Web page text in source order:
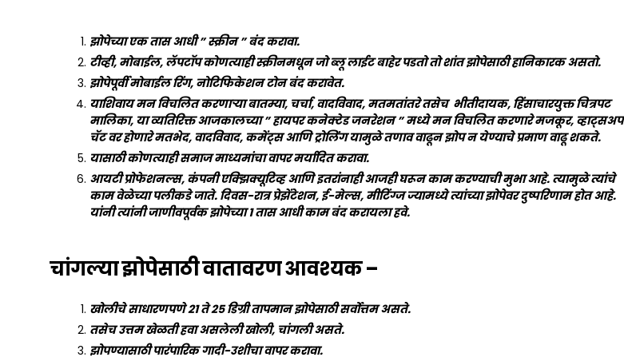
झोपेच्या एक तास आधी ” स्क्रीन ” बंद करावा.
टीव्ही, मोबाईल, लॅपटॉप कोणत्याही स्क्रीनमधून जो ब्लू लाईट बाहेर पडतो तो शांत झोपेसाठी हानिकारक असतो.
झोपेपूर्वी मोबाईल रिंग, नोटिफिकेशन टोन बंद करावेत.
याशिवाय मन विचलित करणाऱ्या बातम्या, चर्चा, वादविवाद, मतमतांतरे तसेच भीतीदायक, हिंसाचारयुक्त चित्रपट
मालिका, या व्यतिरिक्त आजकालच्या ” हायपर कनेक्टेड जनरेशन ” मध्ये मन विचलित करणारे मजकूर, व्हाट्सअप
चॅट वर होणारे मतभेद, वादविवाद, कमेंट्स आणि ट्रोलिंग यामुळे तणाव वाढून झोप न येण्याचे प्रमाण वाढू शकते.
यासाठी कोणत्याही समाज माध्यमांचा वापर मर्यादित करावा.
आयटी प्रोफेशनल्स, कंपनी एक्झिक्यूटिव्ह आणि इतरांनाही आजही घरून काम करण्याची मुभा आहे. त्यामुळे त्यांचे
काम वेळेच्या पलीकडे जाते. दिवस-रात्र प्रेझेंटेशन, ई-मेल्स, मीटिंग्ज ज्यामध्ये त्यांच्या झोपेवर दुष्परिणाम होत आहे.
यांनी त्यांनी जाणीवपूर्वक झोपेच्या 1 तास आधी काम बंद करायला हवे.
चांगल्या झोपेसाठी वातावरण आवश्यक –
खोलीचे साधारणपणे 21 ते 25 डिग्री तापमान झोपेसाठी सर्वोत्तम असते.
तसेच उत्तम खेळती हवा असलेली खोली, चांगली असते.
झोपण्यासाठी पारंपारिक गादी-उशीचा वापर करावा.